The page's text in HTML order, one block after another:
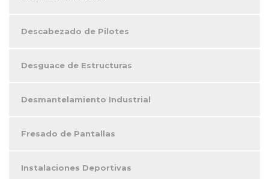
Descabezado de Pilotes
Desguace de Estructuras
Desmantelamiento Industrial
Fresado de Pantallas
Instalaciones Deportivas